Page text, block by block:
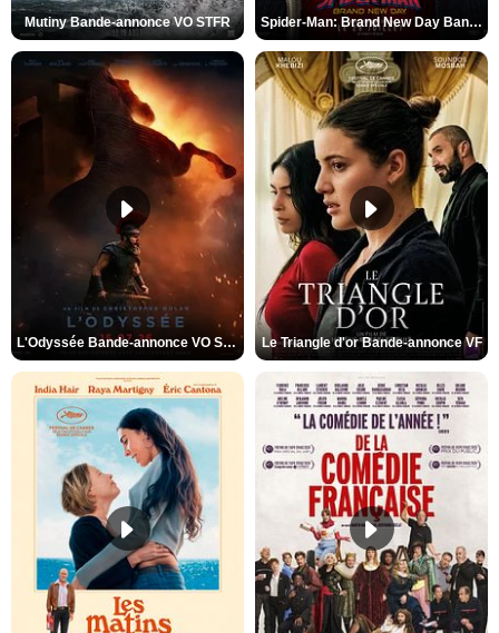
Mutiny Bande-annonce VO STFR Spider-Man: Brand New Day Bande-annonce VO STFR
L'Odyssée Bande-annonce VO STFR Le Triangle d'or Bande-annonce VF